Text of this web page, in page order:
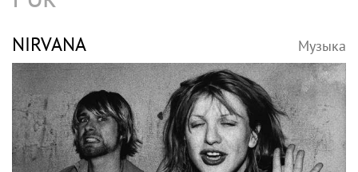
NIRVANA Музыка